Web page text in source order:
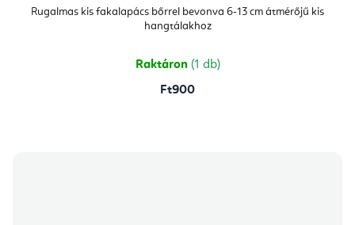
Rugalmas kis fakalapács bőrrel bevonva 6-13 cm átmérőjű kis
hangtálakhoz
Raktáron (1 db)
Ft900